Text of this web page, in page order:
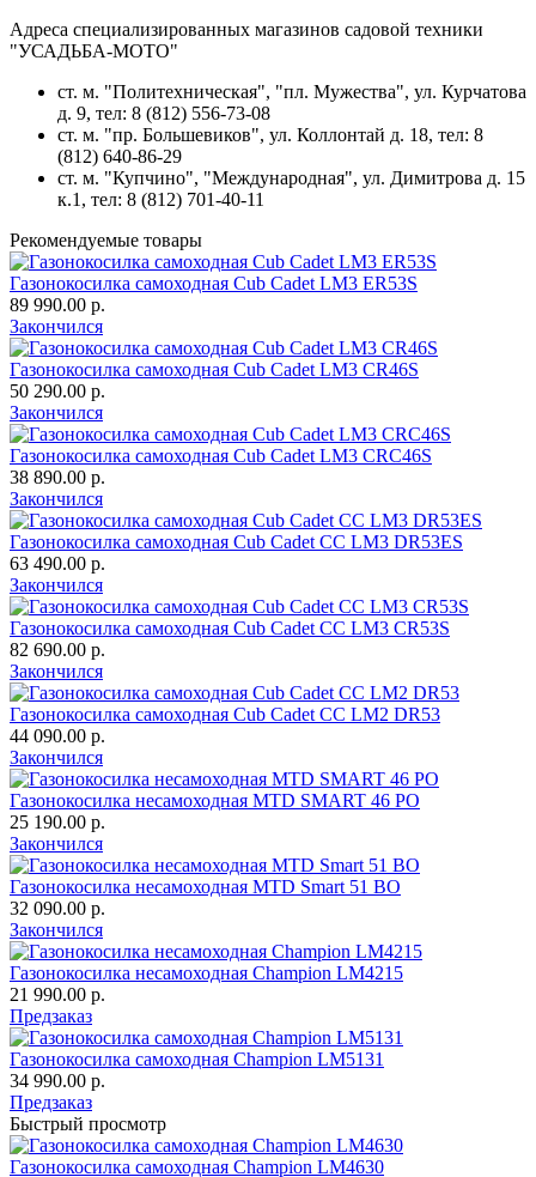
Адреса специализированных магазинов садовой техники
"УСАДЬБА-МОТО"
ст. м. "Политехническая", "пл. Мужества", ул. Курчатова
д. 9, тел: 8 (812) 556-73-08
ст. м. "пр. Большевиков", ул. Коллонтай д. 18, тел: 8
(812) 640-86-29
ст. м. "Купчино", "Международная", ул. Димитрова д. 15
к.1 , тел: 8 (812) 701-40-11
Рекомендуемые товары
Газонокосилка самоходная Cub Cadet LM3 ER53S
89 990.00 р.
Закончился
Газонокосилка самоходная Cub Cadet LM3 CR46S
50 290.00 р.
Закончился
Газонокосилка самоходная Cub Cadet LM3 CRC46S
38 890.00 р.
Закончился
Газонокосилка самоходная Cub Cadet CC LM3 DR53ES
63 490.00 р.
Закончился
Газонокосилка самоходная Cub Cadet CC LM3 CR53S
82 690.00 р.
Закончился
Газонокосилка самоходная Cub Cadet CC LM2 DR53
44 090.00 р.
Закончился
Газонокосилка несамоходная MTD SMART 46 PO
25 190.00 р.
Закончился
Газонокосилка несамоходная MTD Smart 51 BO
32 090.00 р.
Закончился
Газонокосилка несамоходная Champion LM4215
21 990.00 р.
Предзаказ
Газонокосилка самоходная Champion LM5131
34 990.00 р.
Предзаказ
Быстрый просмотр
Газонокосилка самоходная Champion LM4630